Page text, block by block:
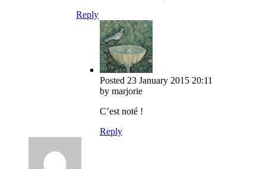
Reply
Posted 23 January 2015 20:11
by marjorie
C’est noté !
Reply